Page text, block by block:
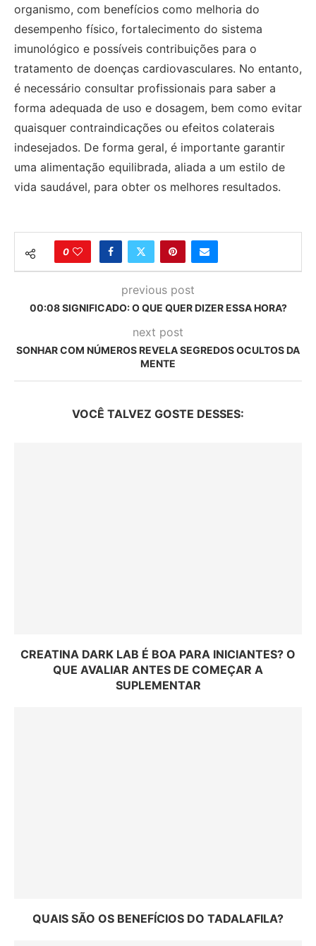
organismo, com benefícios como melhoria do
desempenho físico, fortalecimento do sistema
imunológico e possíveis contribuições para o
tratamento de doenças cardiovasculares. No entanto,
é necessário consultar profissionais para saber a
forma adequada de uso e dosagem, bem como evitar
quaisquer contraindicações ou efeitos colaterais
indesejados. De forma geral, é importante garantir
uma alimentação equilibrada, aliada a um estilo de
vida saudável, para obter os melhores resultados.
0
previous post
00:08 SIGNIFICADO: O QUE QUER DIZER ESSA HORA?
next post
SONHAR COM NÚMEROS REVELA SEGREDOS OCULTOS DA
MENTE
VOCÊ TALVEZ GOSTE DESSES:
CREATINA DARK LAB É BOA PARA INICIANTES? O
QUE AVALIAR ANTES DE COMEÇAR A
SUPLEMENTAR
QUAIS SÃO OS BENEFÍCIOS DO TADALAFILA?